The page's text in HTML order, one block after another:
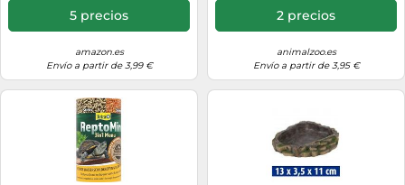
acuáticas omnívoras y
carnívoras, Comida
5 precios
amazon.es
Envío a partir de 3,99 €
2 precios
animalzoo.es
Envío a partir de 3,95 €